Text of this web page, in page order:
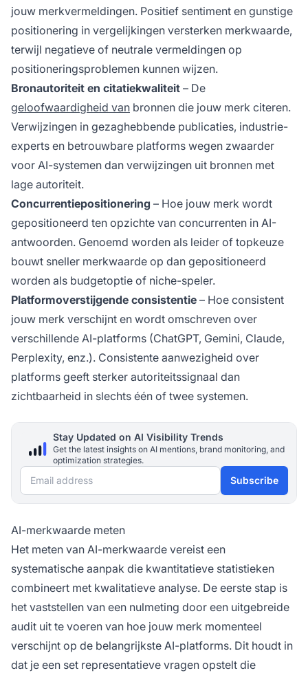
jouw merkvermeldingen. Positief sentiment en gunstige
positionering in vergelijkingen versterken merkwaarde,
terwijl negatieve of neutrale vermeldingen op
positioneringsproblemen kunnen wijzen.
Bronautoriteit en citatiekwaliteit – De
geloofwaardigheid van bronnen die jouw merk citeren.
Verwijzingen in gezaghebbende publicaties, industrie-
experts en betrouwbare platforms wegen zwaarder
voor AI-systemen dan verwijzingen uit bronnen met
lage autoriteit.
Concurrentiepositionering – Hoe jouw merk wordt
gepositioneerd ten opzichte van concurrenten in AI-
antwoorden. Genoemd worden als leider of topkeuze
bouwt sneller merkwaarde op dan gepositioneerd
worden als budgetoptie of niche-speler.
Platformoverstijgende consistentie – Hoe consistent
jouw merk verschijnt en wordt omschreven over
verschillende AI-platforms (ChatGPT, Gemini, Claude,
Perplexity, enz.). Consistente aanwezigheid over
platforms geeft sterker autoriteitssignaal dan
zichtbaarheid in slechts één of twee systemen.
Stay Updated on AI Visibility Trends
Get the latest insights on AI mentions, brand monitoring, and
optimization strategies.
Email address Subscribe
AI-merkwaarde meten
Het meten van AI-merkwaarde vereist een
systematische aanpak die kwantitatieve statistieken
combineert met kwalitatieve analyse. De eerste stap is
het vaststellen van een nulmeting door een uitgebreide
audit uit te voeren van hoe jouw merk momenteel
verschijnt op de belangrijkste AI-platforms. Dit houdt in
dat je een set representatieve vragen opstelt die